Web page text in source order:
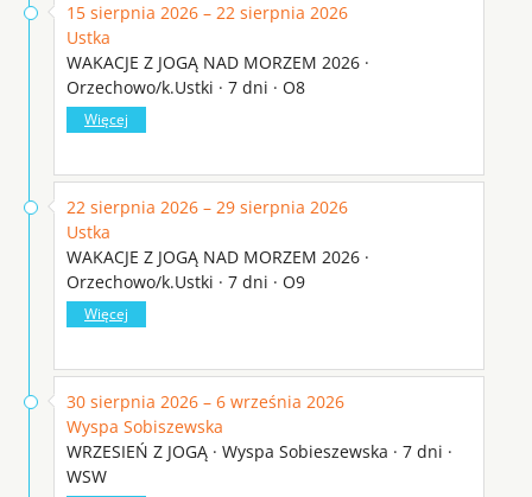
15 sierpnia 2026 – 22 sierpnia 2026
Ustka
WAKACJE Z JOGĄ NAD MORZEM 2026 ·
Orzechowo/k.Ustki · 7 dni · O8
Więcej
22 sierpnia 2026 – 29 sierpnia 2026
Ustka
WAKACJE Z JOGĄ NAD MORZEM 2026 ·
Orzechowo/k.Ustki · 7 dni · O9
Więcej
30 sierpnia 2026 – 6 września 2026
Wyspa Sobiszewska
WRZESIEŃ Z JOGĄ · Wyspa Sobieszewska · 7 dni ·
WSW